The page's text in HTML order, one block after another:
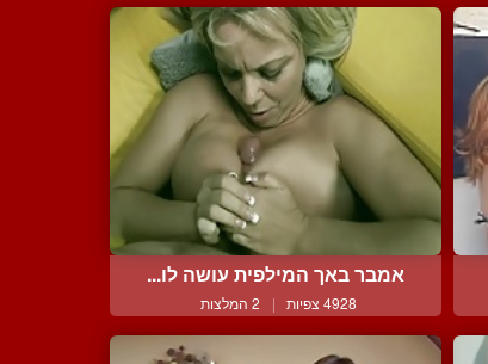
אמבר באך המילפית עושה לו...
4928 צפיות | 2 המלצות